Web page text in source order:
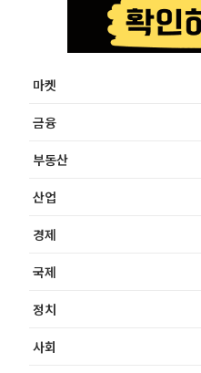
마켓
금융
부동산
산업
경제
국제
정치
사회